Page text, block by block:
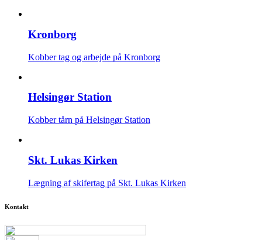
Kronborg
Kobber tag og arbejde på Kronborg
Helsingør Station
Kobber tårn på Helsingør Station
Skt. Lukas Kirken
Lægning af skifertag på Skt. Lukas Kirken
Kontakt